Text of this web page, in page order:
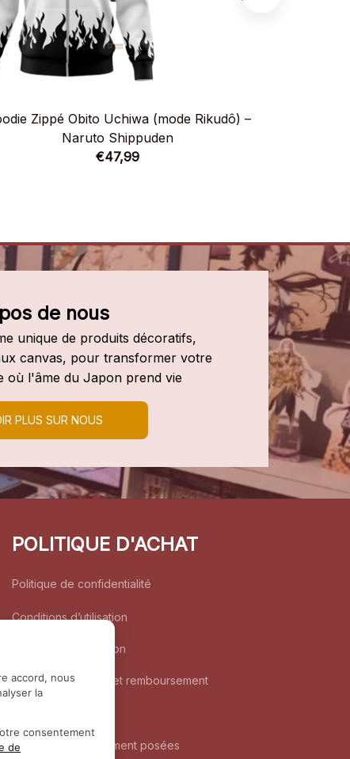
Zippé Obito Uchiwa (mode Rikudô) –
Naruto Shippuden
€47,99
de nous
unique de produits décoratifs,
canvas, pour transformer votre
où l'âme du Japon prend vie
PLUS SUR NOUS
POLITIQUE D'ACHAT
Politique de confidentialité
Conditions d’utilisation
Politique d’expédition
Politique de retour et remboursement
Questions fréquemment posées
accord, nous
la
consentement
de